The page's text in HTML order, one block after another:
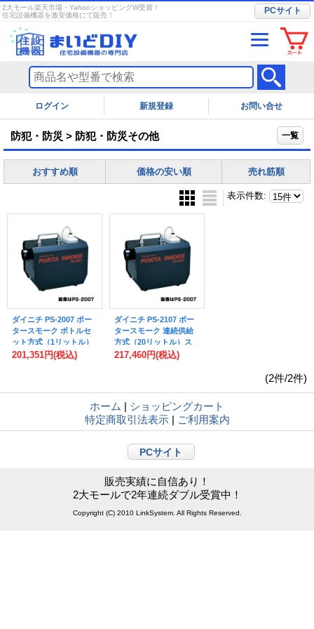
2大モール楽天市場・YahooショッピングW受賞！
住宅設備機器を激安価格にて販売！
PCサイト
ログイン お問い合せ
防犯・防災 > 防犯・防災その他 一覧
おすすめ順 価格の安い順 売れ筋順
表示件数:
ダイニチ PS-2007 ポー
タースモーク ボトルセ
ット方式（1リットル）
スモークマシン
201,351円(税込)
ダイニチ PS-2107 ポー
タースモーク 連続供給
方式（20リットル）ス
モークマシン
217,460円(税込)
(2件/2件)
ホーム | ショッピングカート
特定商取引法表示 | ご利用案内
PCサイト
販売実績に自信あり！
2大モールで2年連続ダブル受賞中！
Copyright (C) 2010 LinkSystem. All Rights Reserved.